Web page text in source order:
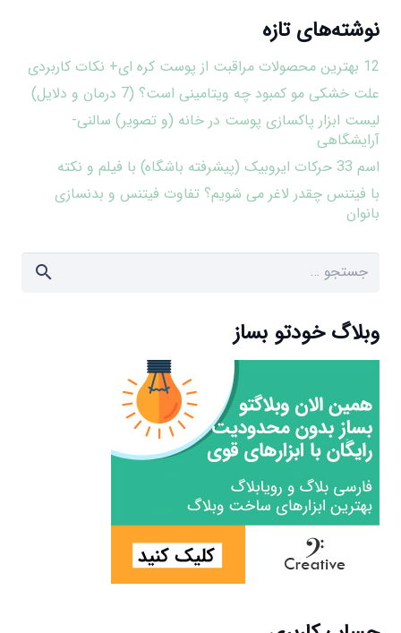
نوشته‌های تازه
12 بهترین محصولات مراقبت از پوست کره ای+ نکات کاربردی
علت خشکی مو کمبود چه ویتامینی است؟ (7 درمان و دلایل)
لیست ابزار پاکسازی پوست در خانه (و تصویر) سالنی-
آرایشگاهی
اسم 33 حرکات ایروبیک (پیشرفته باشگاه) با فیلم و نکته
با فیتنس چقدر لاغر می شویم؟ تفاوت فیتنس و بدنسازی
بانوان
جستجو
وبلاگ خودتو بساز